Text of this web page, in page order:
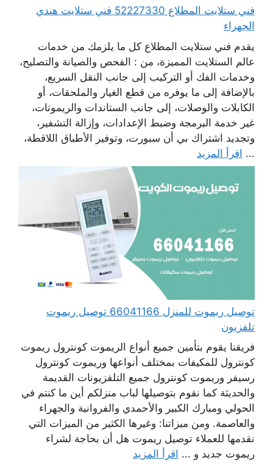
فني ستلايت المطلاع 52227330 فني ستلايت هندي
الجهراء
يقدم فني ستلايت المطلاع كل ما يلزمك من خدمات
عالم الستلايت المميزة، من : الفحص والصيانة والتصليح،
وخدمات الفك أو التركيب إلى جانب النقل السريع،
بالإضافة إلى ما يوفره من قطع الغيار والملحقات، أو
الكابلات والوصلات، إلى جانب الستاندات والريموتات،
غير خدمة البرمجة وضبط الإعدادات، وإزالة التشفير،
وتجديد اشتراك بي أن سبورت، وتوفير الأطباق اللاقطة،
... اقرأ المزيد
توصيل ريموت للمنزل 66041166 توصيل ريموت
تلفزيون
فريقنا يقوم بتأمين جميع أنواع الريموت كونترول ريموت
كونترول للمكيفات بمختلف أنواعها وريموت كونترول
رسيفر وريموت كونترول جميع التلفزيونات القديمة
والحديثة كما نقوم بتوصيلها لباب منزلكم أين ما كنتم في
الحولي ومبارك الكبير والأحمدي والفروانية والجهراء
والعاصمة. ومن ميزاتنا: وغيرها الكثير من الميزات التي
نقدمها للعملاء توصيل ريموت هل أن بحاجة لشراء
ريموت جديد و ... اقرأ المزيد